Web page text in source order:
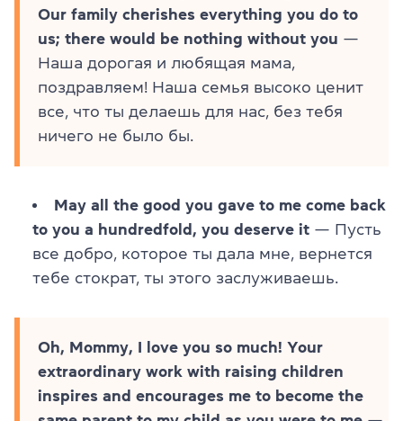
Our family cherishes everything you do to
us; there would be nothing without you —
Наша дорогая и любящая мама,
поздравляем! Наша семья высоко ценит
все, что ты делаешь для нас, без тебя
ничего не было бы.
May all the good you gave to me come back
to you a hundredfold, you deserve it — Пусть
все добро, которое ты дала мне, вернется
тебе стократ, ты этого заслуживаешь.
Oh, Mommy, I love you so much! Your
extraordinary work with raising children
inspires and encourages me to become the